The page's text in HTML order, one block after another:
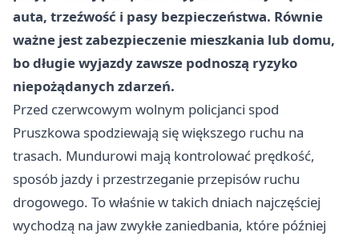
auta, trzeźwość i pasy bezpieczeństwa. Równie
ważne jest zabezpieczenie mieszkania lub domu,
bo długie wyjazdy zawsze podnoszą ryzyko
niepożądanych zdarzeń.
Przed czerwcowym wolnym policjanci spod
Pruszkowa spodziewają się większego ruchu na
trasach. Mundurowi mają kontrolować prędkość,
sposób jazdy i przestrzeganie przepisów ruchu
drogowego. To właśnie w takich dniach najczęściej
wychodzą na jaw zwykłe zaniedbania, które później